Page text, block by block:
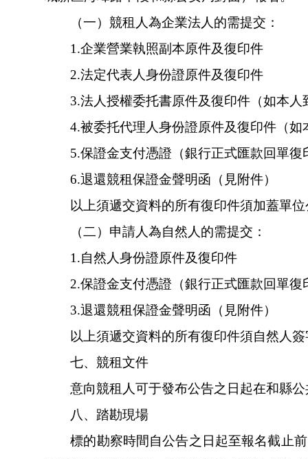
（一）競租人為企業法人的需提交：
1.企業營業執照副本原件及復印件
2.法定代表人身份證原件及復印件
3.法人授權委托書原件及復印件（如本
4.被委托代理人身份證原件及復印件（如
5.保證金支付憑證（銀行正式匯款回單復
6.退還競租保證金聲明函（見附件）
以上須遞交資料的所有復印件須加蓋單位公章
（二）申請人為自然人的需提交：
1.自然人身份證原件及復印件
2.保證金支付憑證（銀行正式匯款回單復
3.退還競租保證金聲明函（見附件）
以上須遞交資料的所有復印件須自然人簽字并
七、競租文件
意向競租人可于發布公告之日起在和縣
八、踏勘現場
標的勘察時間自公告之日起至報名截止前